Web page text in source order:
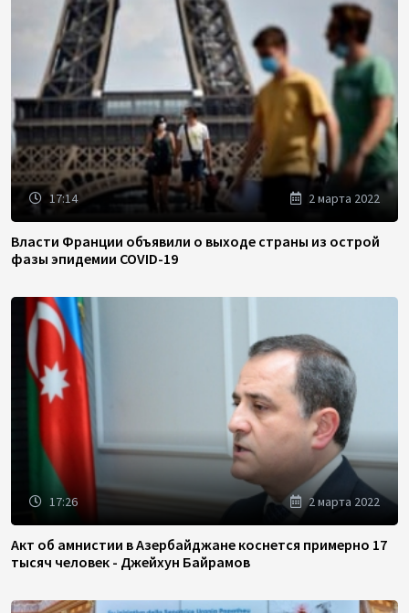
17:14 2 марта 2022
Власти Франции объявили о выходе страны из острой
фазы эпидемии COVID-19
17:26 2 марта 2022
Акт об амнистии в Азербайджане коснется примерно 17
тысяч человек - Джейхун Байрамов